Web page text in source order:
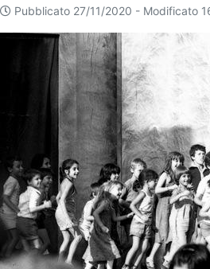
Pubblicato 27/11/2020 - Modificato